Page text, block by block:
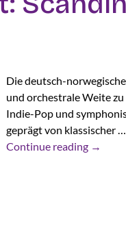
Die deutsch-
und orchestrale Weite
Indie-Pop und
geprägt von klassischer …
Continue reading →